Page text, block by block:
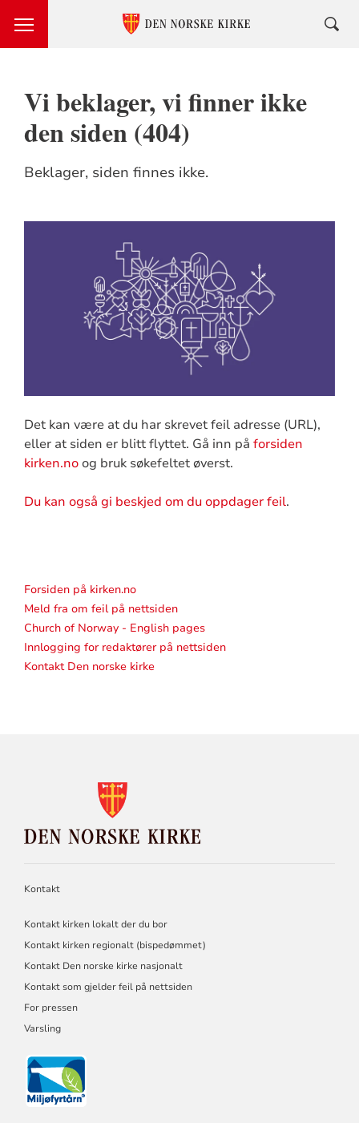
Vi beklager, vi finner ikke
den siden (404)
Beklager, siden finnes ikke.
Det kan være at du har skrevet feil adresse (URL),
eller at siden er blitt flyttet. Gå inn på forsiden
kirken.noog bruk søkefeltet øverst.
Du kan også gi beskjed om du oppdager feil.
Forsiden på kirken.no
Meld fra om feil på nettsiden
Church of Norway - English pages
Innlogging for redaktører på nettsiden
Kontakt Den norske kirke
NORSKE
KIRKE
Kontakt
Kontakt kirken lokalt der du bor
Kontakt kirken regionalt (bispedømmet)
Kontakt Den norske kirke nasjonalt
Kontakt som gjelder feil på nettsiden
For pressen
Varsling